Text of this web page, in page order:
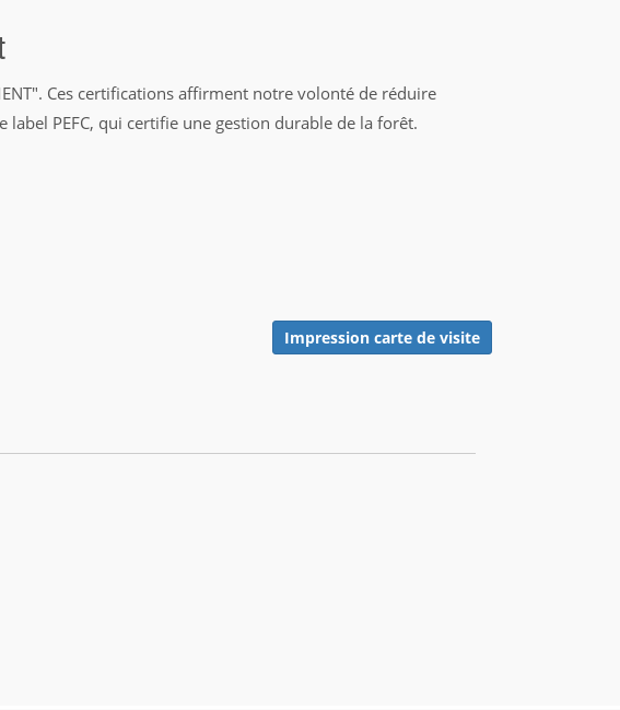
Ces certifications affirment notre volonté de réduire
PEFC, qui certifie une gestion durable de la forêt.
Impression carte de visite